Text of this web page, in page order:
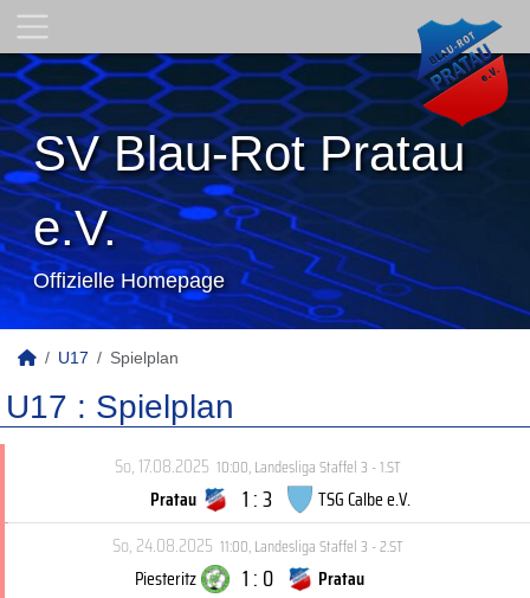
SV Blau-Rot Pratau
e.V.
Offizielle Homepage
U17 Spielplan
U17 : Spielplan
So, 17.08.2025 10:00,Landesliga Staffel 3 - 1.ST
Pratau 1 : 3
TSG Calbe e.V.
So, 24.08.2025 11:00,Landesliga Staffel 3 - 2.ST
Piesteritz 1 : 0
Pratau